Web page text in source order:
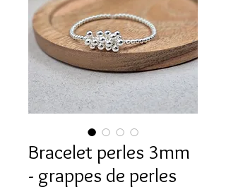
Bracelet perles 3mm
- grappes de perles